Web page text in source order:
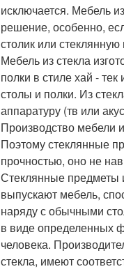
исключается. Мебель
решение, особенно,
столик или
Мебель из стекла
полки в стиле хай -
столы и полки. Из
аппаратуру (тв или
Производство мебели
Поэтому стеклянные
прочностью, оно не
Стеклянные предметы
выпускают мебель,
наряду с обычными
в виде определенных
человека.
стекла, имеют